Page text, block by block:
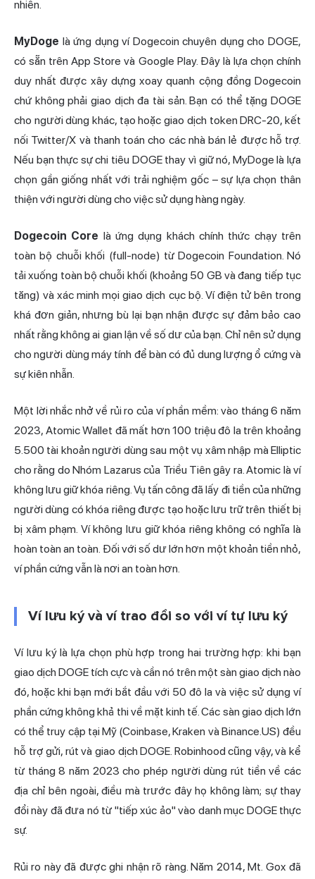
nhiên.
MyDoge là ứng dụng ví Dogecoin chuyên dụng cho DOGE,
có sẵn trên App Store và Google Play. Đây là lựa chọn chính
duy nhất được xây dựng xoay quanh cộng đồng Dogecoin
chứ không phải giao dịch đa tài sản. Bạn có thể tặng DOGE
cho người dùng khác, tạo hoặc giao dịch token DRC-20, kết
nối Twitter/X và thanh toán cho các nhà bán lẻ được hỗ trợ.
Nếu bạn thực sự chi tiêu DOGE thay vì giữ nó, MyDoge là lựa
chọn gần giống nhất với trải nghiệm gốc – sự lựa chọn thân
thiện với người dùng cho việc sử dụng hàng ngày.
Dogecoin Core là ứng dụng khách chính thức chạy trên
toàn bộ chuỗi khối (full-node) từ Dogecoin Foundation. Nó
tải xuống toàn bộ chuỗi khối (khoảng 50 GB và đang tiếp tục
tăng) và xác minh mọi giao dịch cục bộ. Ví điện tử bên trong
khá đơn giản, nhưng bù lại bạn nhận được sự đảm bảo cao
nhất rằng không ai gian lận về số dư của bạn. Chỉ nên sử dụng
cho người dùng máy tính để bàn có đủ dung lượng ổ cứng và
sự kiên nhẫn.
Một lời nhắc nhở về rủi ro của ví phần mềm: vào tháng 6 năm
2023, Atomic Wallet đã mất hơn 100 triệu đô la trên khoảng
5.500 tài khoản người dùng sau một vụ xâm nhập mà Elliptic
cho rằng do Nhóm Lazarus của Triều Tiên gây ra. Atomic là ví
không lưu giữ khóa riêng. Vụ tấn công đã lấy đi tiền của những
người dùng có khóa riêng được tạo hoặc lưu trữ trên thiết bị
bị xâm phạm. Ví không lưu giữ khóa riêng không có nghĩa là
hoàn toàn an toàn. Đối với số dư lớn hơn một khoản tiền nhỏ,
ví phần cứng vẫn là nơi an toàn hơn.
Ví lưu ký và ví trao đổi so với ví tự lưu ký
Ví lưu ký là lựa chọn phù hợp trong hai trường hợp: khi bạn
giao dịch DOGE tích cực và cần nó trên một sàn giao dịch nào
đó, hoặc khi bạn mới bắt đầu với 50 đô la và việc sử dụng ví
phần cứng không khả thi về mặt kinh tế. Các sàn giao dịch lớn
có thể truy cập tại Mỹ (Coinbase, Kraken và Binance.US) đều
hỗ trợ gửi, rút và giao dịch DOGE. Robinhood cũng vậy, và kể
từ tháng 8 năm 2023 cho phép người dùng rút tiền về các
địa chỉ bên ngoài, điều mà trước đây họ không làm; sự thay
đổi này đã đưa nó từ "tiếp xúc ảo" vào danh mục DOGE thực
sự.
Rủi ro này đã được ghi nhận rõ ràng. Năm 2014, Mt. Gox đã